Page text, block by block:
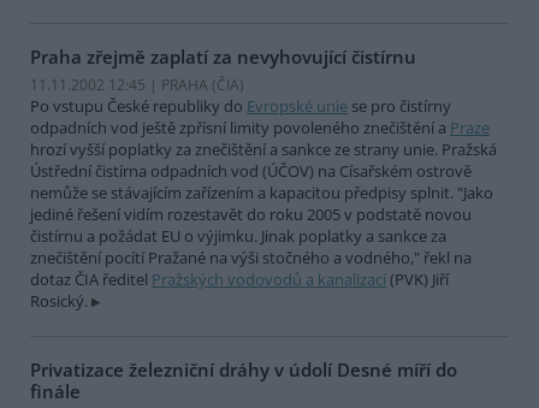
Praha zřejmě zaplatí za nevyhovující čistírnu
11.11.2002 12:45 | PRAHA (ČIA)
Po vstupu České republiky do Evropské unie se pro čistírny
odpadních vod ještě zpřísní limity povoleného znečištění a Praze
hrozí vyšší poplatky za znečištění a sankce ze strany unie. Pražská
Ústřední čistírna odpadních vod (ÚČOV) na Císařském ostrově
nemůže se stávajícím zařízením a kapacitou předpisy splnit. "Jako
jediné řešení vidím rozestavět do roku 2005 v podstatě novou
čistírnu a požádat EU o výjimku. Jinak poplatky a sankce za
znečištění pocítí Pražané na výši stočného a vodného," řekl na
dotaz ČIA ředitel Pražských vodovodů a kanalizací(PVK) Jiří
Rosický.
Privatizace železniční dráhy v údolí Desné míří do
finále